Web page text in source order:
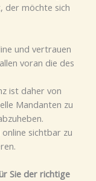
der möchte sich
und vertrauen
voran die des
ist daher von
Mandanten zu
online sichtbar zu
Sie der richtige